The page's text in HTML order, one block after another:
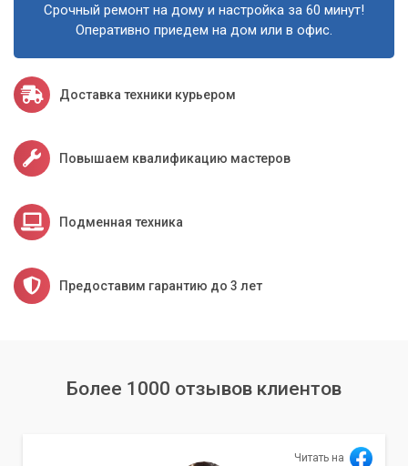
Не терпите медленный интернет! Доверьтесь
профессионалам, и мы вернем вашему
стабильность.
Обращайтесь в «Компьютерный Мастер» за быстрой и
эффективной помощью в решении проблем с интернетом в
Киеве и Киевской области.
Срочный ремонт на дому и настройка за 60 минут!
Оперативно приедем на дом или в офис.
Доставка техники курьером
Повышаем квалификацию мастеров
Подменная техника
Предоставим гарантию до 3 лет
Более 1000 отзывов клиентов
Читать на